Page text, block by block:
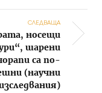
СЛЕДВАЩА
носещи
шарени
са по-
(научни